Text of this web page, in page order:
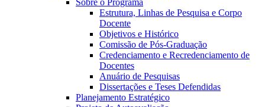
Sobre o Programa
Estrutura, Linhas de Pesquisa e Corpo
Docente
Objetivos e Histórico
Comissão de Pós-Graduação
Credenciamento e Recredenciamento de
Docentes
Anuário de Pesquisas
Dissertações e Teses Defendidas
Planejamento Estratégico